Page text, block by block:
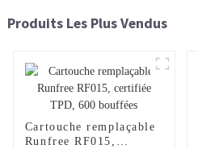
Produits Les Plus Vendus
Cartouche remplaçable
Runfree RF015,